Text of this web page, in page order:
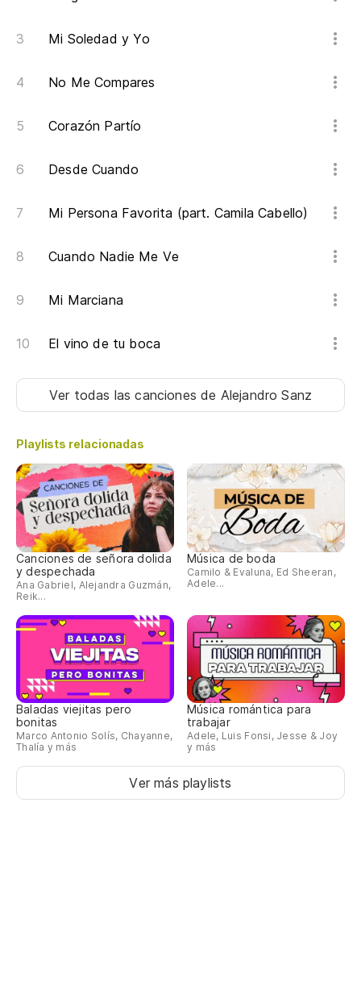
Mi Soledad y Yo
No Me Compares
Corazón Partío
Desde Cuando
Mi Persona Favorita (part. Camila Cabello)
Cuando Nadie Me Ve
Mi Marciana
El vino de tu boca
Ver todas las cancionesde Alejandro Sanz
Playlists relacionadas
Canciones de señora dolida
y despechada
Ana Gabriel, Alejandra Guzmán,
Reik...
Música de boda
Camilo & Evaluna, Ed Sheeran,
Adele...
Baladas viejitas pero
bonitas
Marco Antonio Solís, Chayanne,
Thalía y más
Música romántica para
trabajar
Adele, Luis Fonsi, Jesse & Joy
y más
Ver más playlists